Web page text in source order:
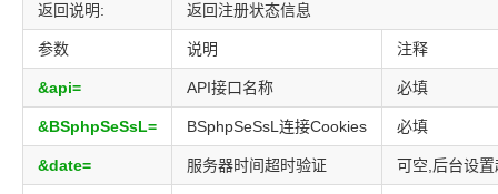
返回说明: 返回注册状态信息
参数 说明 注释
&api= API接口名称 必填
&BSphpSeSsL= BSphpSeSsL连接Cookies 必填
&date= 服务器时间超时验证 可空,后台设